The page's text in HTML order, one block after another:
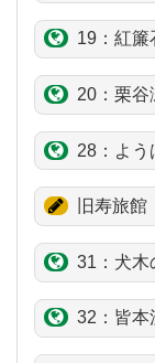
19： 紅簾
20： 栗谷
28：よう
旧寿旅館
31：犬木
32： 皆本